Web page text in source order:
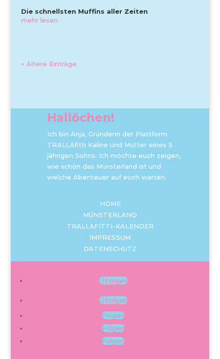
Die schnellsten Muffins aller Zeiten
mehr lesen
« Ältere Einträge
Hallöchen!
Ich bin Anja, Gründerin der Plattform
TRALLAfitti Kaline und Mutter eines 5
jährigen Sohns. Ich möchte euch zeigen,
wie schön das Münsterland ist und
welche Abenteuer auf euch warten.
HOME
MÜNSTERLAND
TRALLAFITTI-KALENDER
IMPRESSUM
DATENSCHUTZ
Folgen
Folgen
Folgen
Folgen
Folgen